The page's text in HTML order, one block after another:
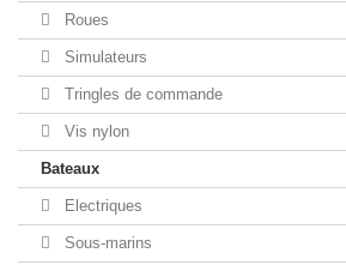
Roues
Simulateurs
Tringles de commande
Vis nylon
Bateaux
Electriques
Sous-marins